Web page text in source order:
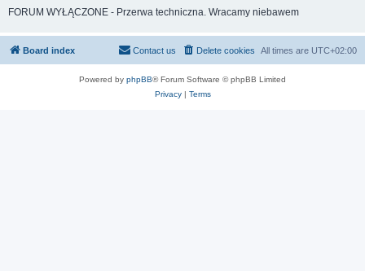
FORUM WYŁĄCZONE - Przerwa techniczna. Wracamy niebawem
Board index All times are UTC+02:00
Delete cookies
Contact us
Powered by phpBB® Forum Software © phpBB Limited
Privacy| Terms